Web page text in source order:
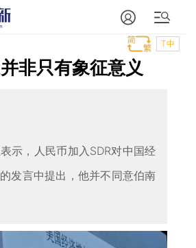
T中
非只有象征意义
示，人民币加入SDR对中国经
发言中提出，他并不同意伯南